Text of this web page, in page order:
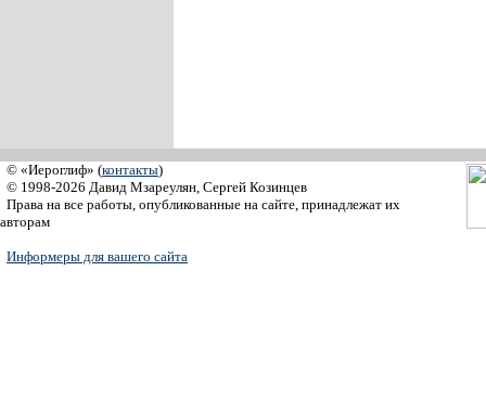
© «Иероглиф» (контакты)
© 1998-2026 Давид Мзареулян, Сергей Козинцев
Права на все работы, опубликованные на сайте, принадлежат их
авторам
Информеры для вашего сайта